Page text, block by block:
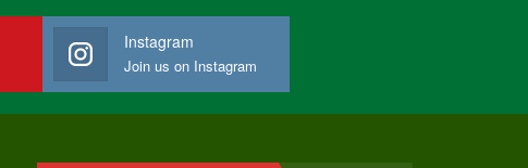
Instagram
Join us on Instagram